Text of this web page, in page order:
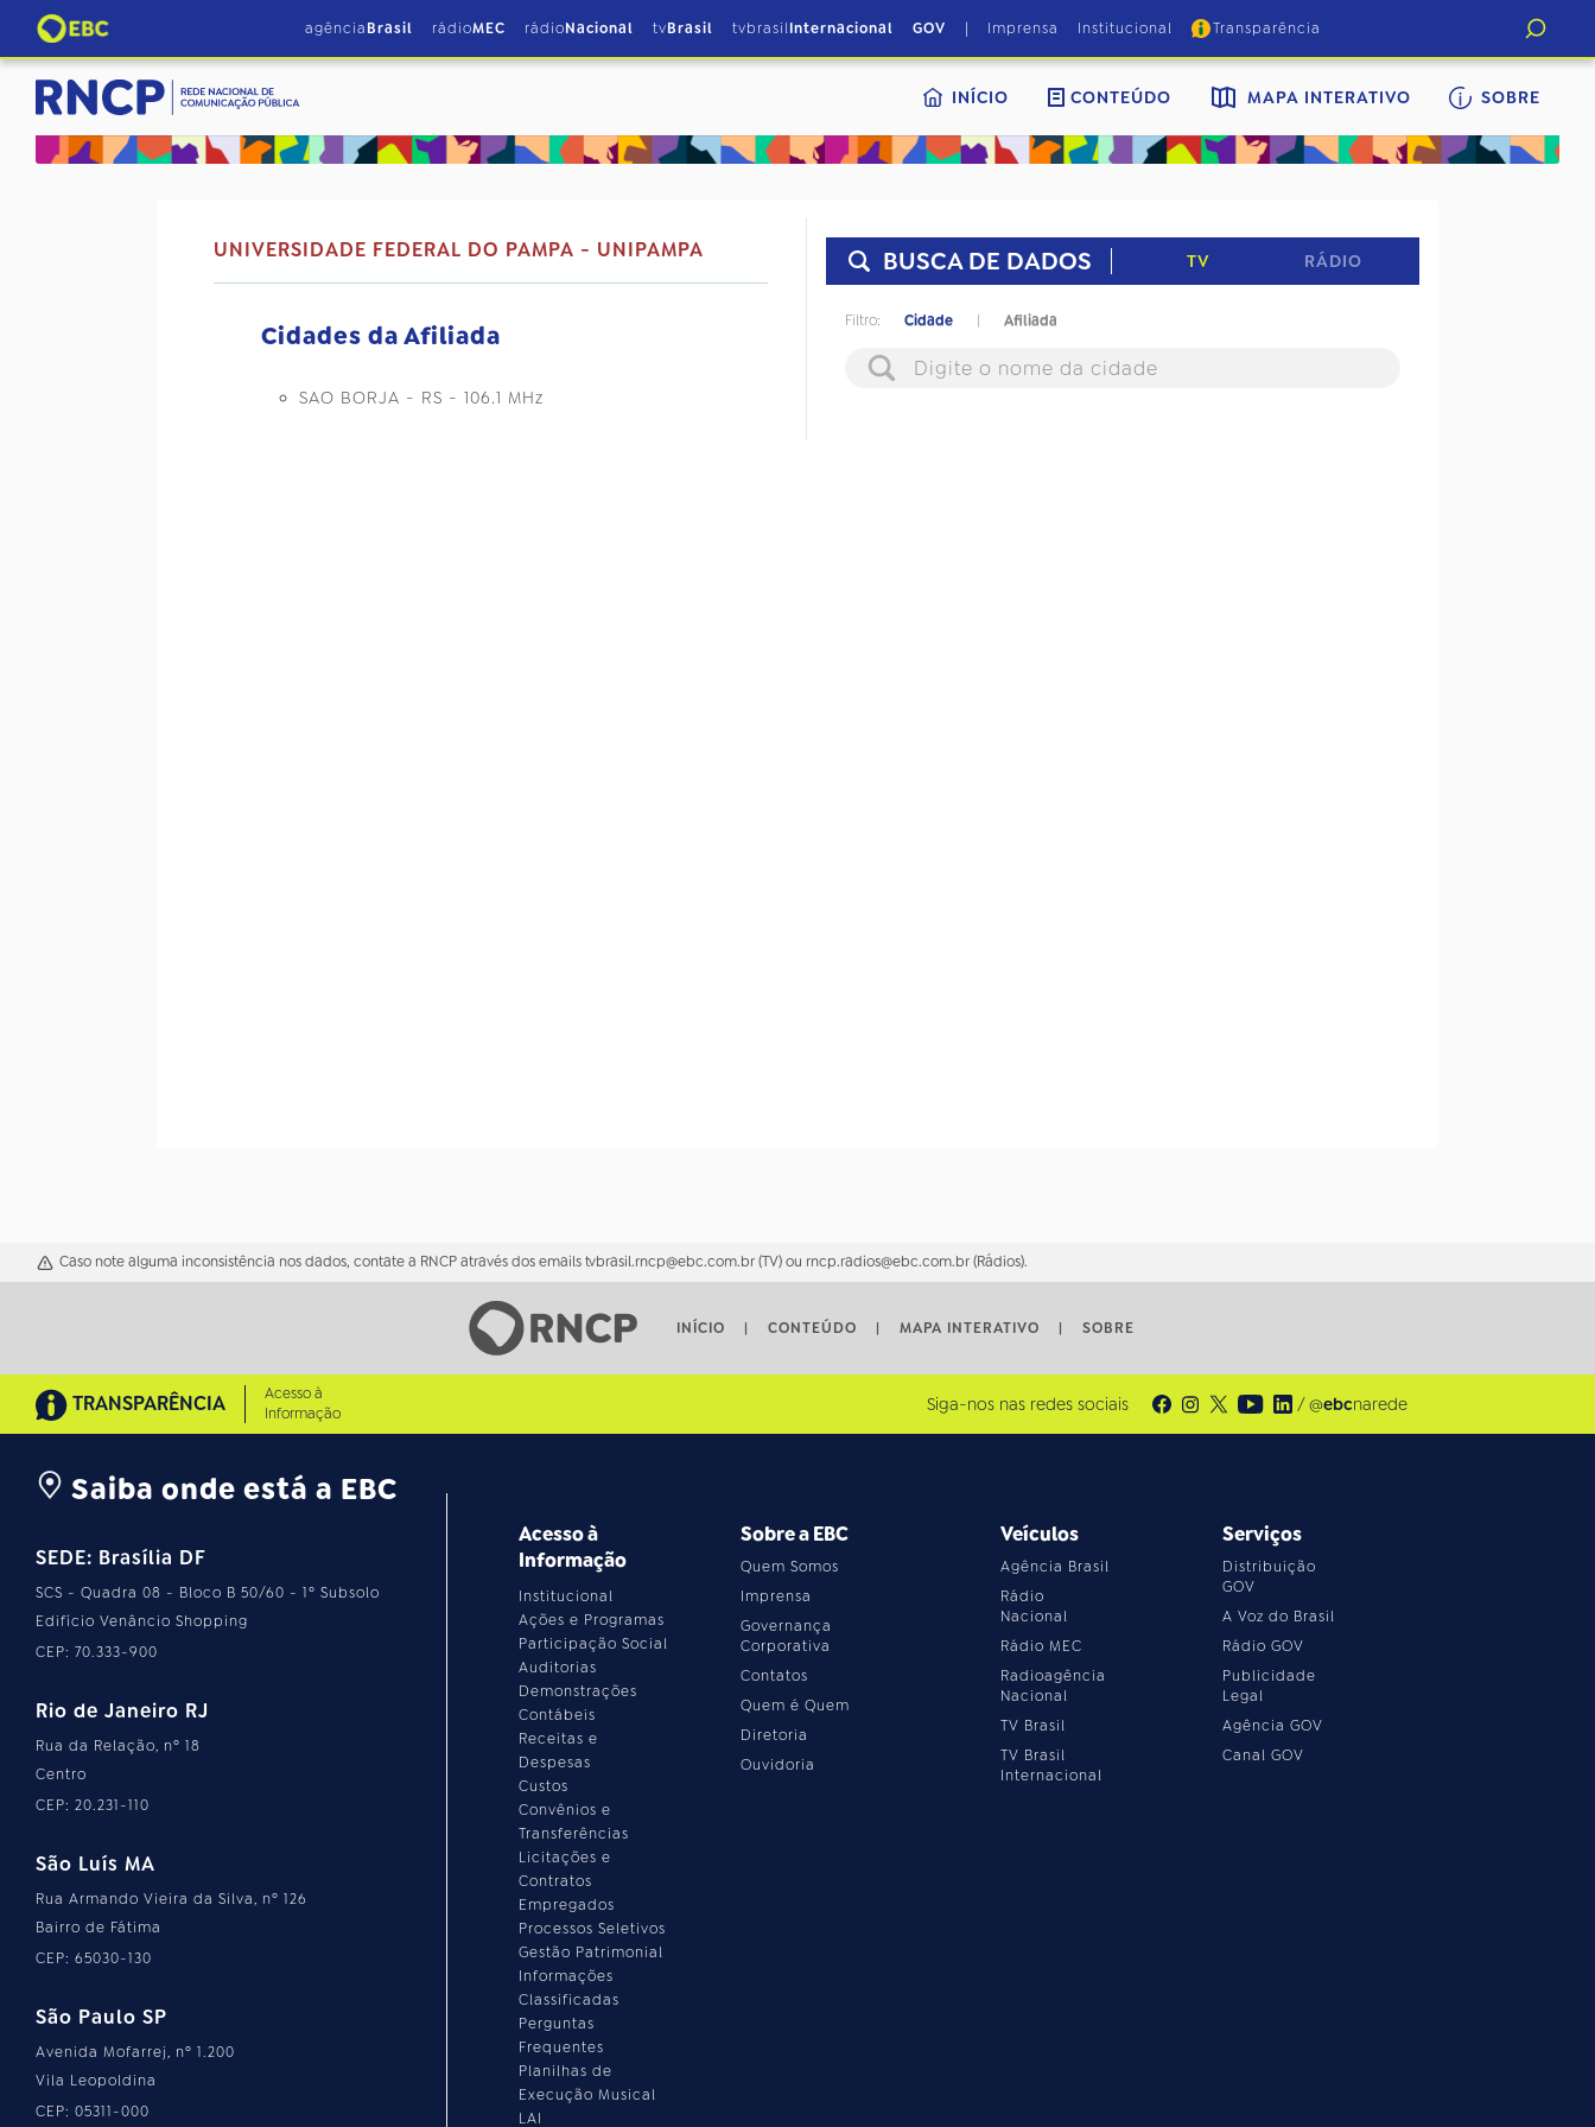
agênciaBrasil rádioMEC rádioNacional tvBrasil tvbrasilInternacional GOV | Imprensa Institucional Transparência
INÍCIO CONTEÚDO MAPA INTERATIVO SOBRE
UNIVERSIDADE FEDERAL DO PAMPA - UNIPAMPA
Cidades da Afiliada
SAO BORJA - RS - 106.1 MHz
BUSCA DE DADOS TV RÁDIO
Filtro: Cidade | Afiliada
Caso note alguma inconsistência nos dados, contate a RNCP através dos emails tvbrasil.rncp@ebc.com.br (TV) ou rncp.radios@ebc.com.br (Rádios).
INÍCIO | CONTEÚDO | MAPA INTERATIVO | SOBRE
TRANSPARÊNCIA
Acesso à
Informação
Siga-nos nas redes sociais / @ebcnarede
Saiba onde está a EBC
SEDE: Brasília DF
SCS - Quadra 08 - Bloco B 50/60 - 1º Subsolo
Edifício Venâncio Shopping
CEP: 70.333-900
Rio de Janeiro RJ
Rua da Relação, nº 18
Centro
CEP: 20.231-110
São Luís MA
Rua Armando Vieira da Silva, nº 126
Bairro de Fátima
CEP: 65030-130
São Paulo SP
Avenida Mofarrej, nº 1.200
Vila Leopoldina
CEP: 05311-000
Acesso à
Informação
Institucional
Ações e Programas
Participação Social
Auditorias
Demonstrações
Contábeis
Receitas e
Despesas
Custos
Convênios e
Transferências
Licitações e
Contratos
Empregados
Processos Seletivos
Gestão Patrimonial
Informações
Classificadas
Perguntas
Frequentes
Planilhas de
Execução Musical
LAI
Sobre a EBC
Quem Somos
Imprensa
Governança
Corporativa
Contatos
Quem é Quem
Diretoria
Ouvidoria
Veículos
Agência Brasil
Rádio
Nacional
Rádio MEC
Radioagência
Nacional
TV Brasil
TV Brasil
Internacional
Serviços
Distribuição
GOV
A Voz do Brasil
Rádio GOV
Publicidade
Legal
Agência GOV
Canal GOV